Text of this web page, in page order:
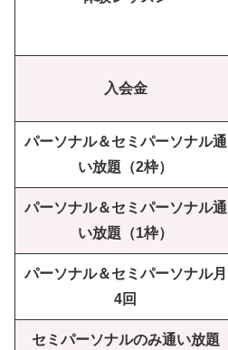
入会金
パーソナル＆セミパーソナル通
い放題（2枠）
パーソナル＆セミパーソナル通
い放題（1枠）
パーソナル＆セミパーソナル月
4回
セミパーソナルのみ通い放題